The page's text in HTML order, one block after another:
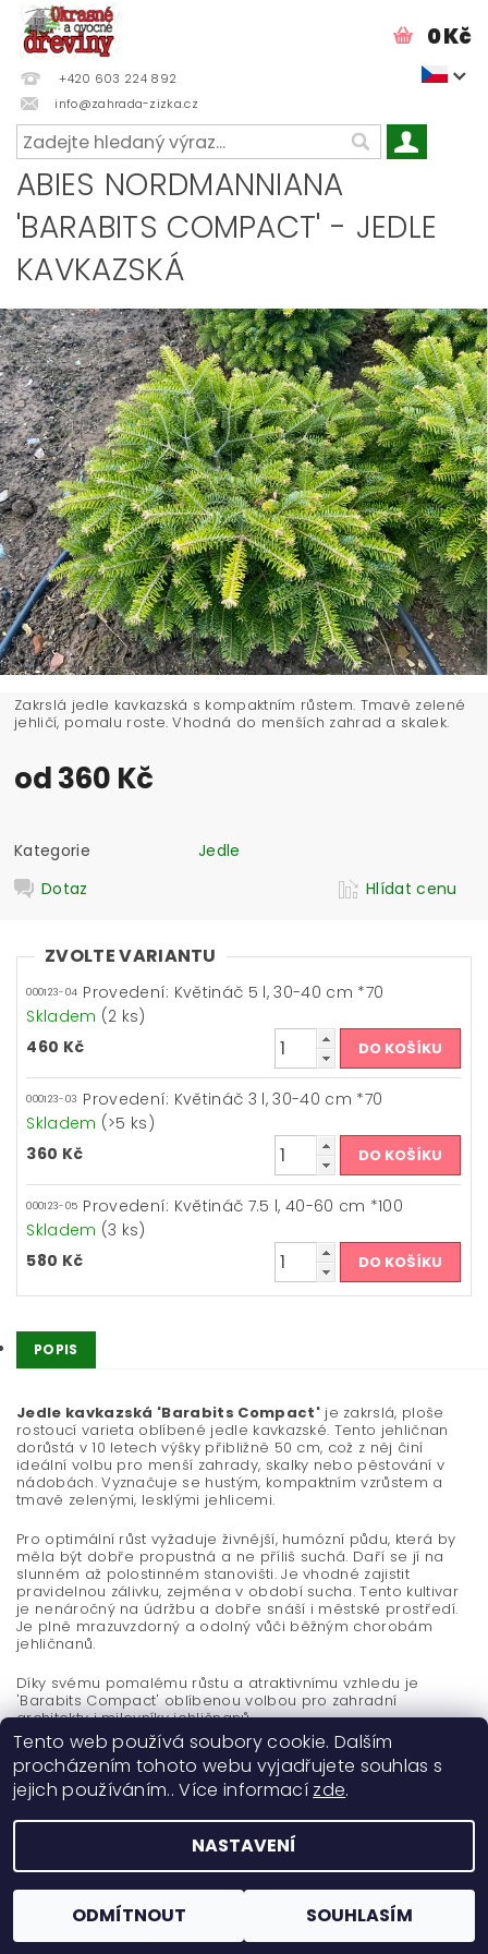
+420 603 224 892
info@zahrada-zizka.cz
0 Kč
ABIES NORDMANNIANA
'BARABITS COMPACT' - JEDLE
KAVKAZSKÁ
Zakrslá jedle kavkazská s kompaktním růstem. Tmavě zelené
jehličí, pomalu roste. Vhodná do menších zahrad a skalek.
od 360 Kč
Kategorie
Jedle
Dotaz
Hlídat cenu
ZVOLTE VARIANTU
000123-04 Provedení: Květináč 5 l, 30-40 cm *70
Skladem (2 ks)
460 Kč
000123-03 Provedení: Květináč 3 l, 30-40 cm *70
Skladem (>5 ks)
360 Kč
000123-05 Provedení: Květináč 7.5 l, 40-60 cm *100
Skladem (3 ks)
580 Kč
POPIS
Jedle kavkazská 'Barabits Compact'je zakrslá, ploše
rostoucí varieta oblíbené jedle kavkazské. Tento jehličnan
dorůstá v 10 letech výšky přibližně 50 cm, což z něj činí
ideální volbu pro menší zahrady, skalky nebo pěstování v
nádobách. Vyznačuje se hustým, kompaktním vzrůstem a
tmavě zelenými, lesklými jehlicemi.
Pro optimální růst vyžaduje živnější, humózní půdu, která by
měla být dobře propustná a ne příliš suchá. Daří se jí na
slunném až polostinném stanovišti. Je vhodné zajistit
pravidelnou zálivku, zejména v období sucha. Tento kultivar
je nenáročný na údržbu a dobře snáší i městské prostředí.
Je plně mrazuvzdorný a odolný vůči běžným chorobám
jehličnanů.
Díky svému pomalému růstu a atraktivnímu vzhledu je
'Barabits Compact' oblíbenou volbou pro zahradní
architekty i milovníky jehličnanů.
2026 ©Okrasné dřeviny Ing. Milan Žižka, všechna práva vyhrazena
Vytvořil Shoptet
Tento web používá soubory cookie. Dalším
procházením tohoto webu vyjadřujete souhlas s
jejich používáním.. Více informací zde.
NASTAVENÍ
ODMÍTNOUT SOUHLASÍM